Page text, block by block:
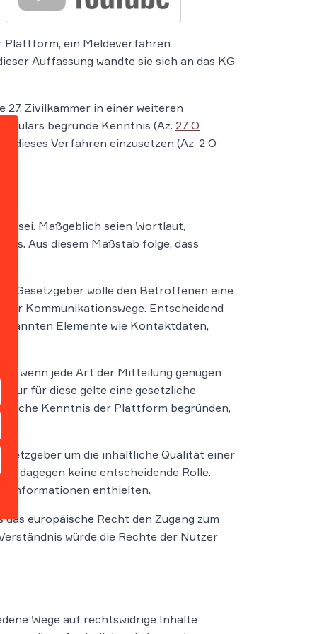
Plattform, ein Meldeverfahren
Auffassung wandte sie sich an das KG
Zivilkammer in einer weiteren
begründe Kenntnis (Az. 27 O
dieses Verfahren einzusetzen (Az. 2 O
sei. Maßgeblich seien Wortlaut,
Aus diesem Maßstab folge, dass
Gesetzgeber wolle den Betroffenen eine
Kommunikationswege. Entscheidend
Elemente wie Kontaktdaten,
wenn jede Art der Mitteilung genügen
für diese gelte eine gesetzliche
Kenntnis der Plattform begründen,
um die inhaltliche Qualität einer
dagegen keine entscheidende Rolle.
Informationen enthielten.
europäische Recht den Zugang zum
würde die Rechte der Nutzer
Wege auf rechtswidrige Inhalte